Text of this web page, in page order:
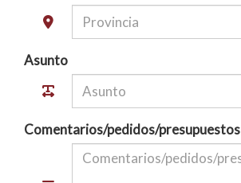
Asunto
Comentarios/pedidos/presupuestos